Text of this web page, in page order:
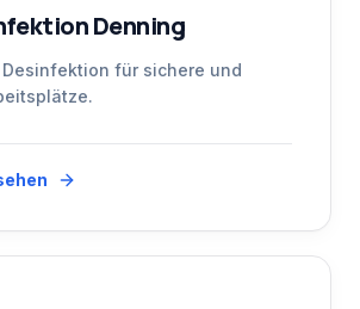
Denning
für sichere und